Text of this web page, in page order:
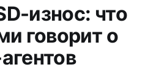
износ: что
говорит о